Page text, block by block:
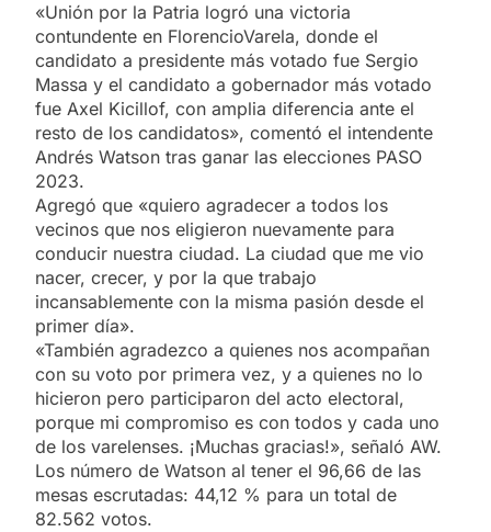
«Unión por la Patria logró una victoria
contundente en FlorencioVarela, donde el
candidato a presidente más votado fue Sergio
Massa y el candidato a gobernador más votado
fue Axel Kicillof, con amplia diferencia ante el
resto de los candidatos», comentó el intendente
Andrés Watson tras ganar las elecciones PASO
2023.
Agregó que «quiero agradecer a todos los
vecinos que nos eligieron nuevamente para
conducir nuestra ciudad. La ciudad que me vio
nacer, crecer, y por la que trabajo
incansablemente con la misma pasión desde el
primer día».
«También agradezco a quienes nos acompañan
con su voto por primera vez, y a quienes no lo
hicieron pero participaron del acto electoral,
porque mi compromiso es con todos y cada uno
de los varelenses. ¡Muchas gracias!», señaló AW.
Los número de Watson al tener el 96,66 de las
mesas escrutadas: 44,12 % para un total de
82.562 votos.